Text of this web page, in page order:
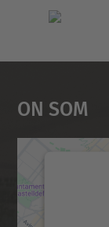
On Som